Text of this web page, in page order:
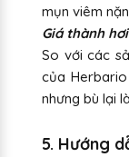
mụn viêm
Giá thành
So với các
của
nhưng bù lại
5. Hướng